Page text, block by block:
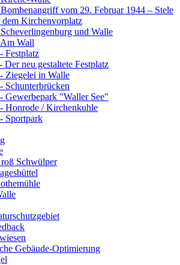
vom 29. Februar 1944 – Stele
dem Kirchenvorplatz
und Walle
Wall
Festplatz
Der neu gestaltete Festplatz
Ziegelei in Walle
Schunterbrücken
Gewerbepark "Waller See"
Honrode / Kirchenkuhle
Sportpark
Schwülper
Gebäude-Optimierung